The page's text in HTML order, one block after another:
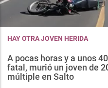
HAY OTRA JOVEN HERIDA
A pocas horas y a unos
fatal, murió un joven de
múltiple en Salto